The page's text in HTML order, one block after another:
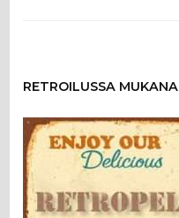
RETROILUSSA MUKANA